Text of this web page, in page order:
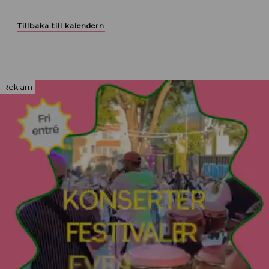
Tillbaka till kalendern
Reklam